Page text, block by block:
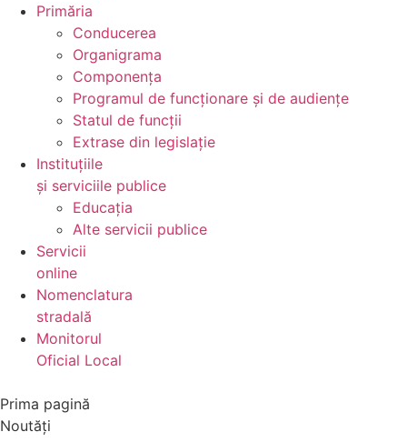
Primăria
Conducerea
Organigrama
Componența
Programul de funcționare și de audiențe
Statul de funcții
Extrase din legislație
Instituțiile
și serviciile publice
Educația
Alte servicii publice
Servicii
online
Nomenclatura
stradală
Monitorul
Oficial Local
Prima pagină
Noutăți